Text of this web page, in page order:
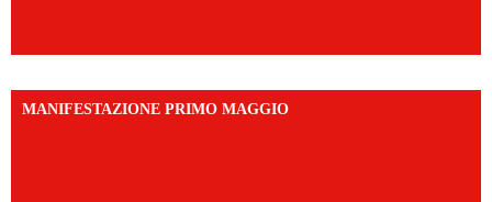
MANIFESTAZIONE PRIMO MAGGIO